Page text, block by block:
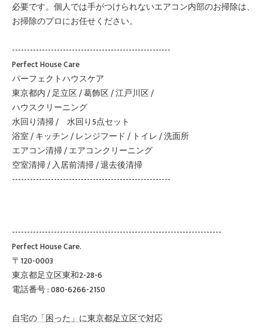
必要です。個人では手がつけられないエアコン内部のお掃除は、
お掃除のプロにお任せください。
-----------------------------------------------------
Perfect House Care
パーフェクトハウスケア
東京都内 / 足立区 / 葛飾区 / 江戸川区 /
ハウスクリーニング
水回り清掃 / 水回り5点セット
浴室 / キッチン / レンジフード / トイレ / 洗面所
エアコン清掃 / エアコンクリーニング
空室清掃 / 入居前清掃 / 退去後清掃
-----------------------------------------------------
----------------------------------------------------------------------
Perfect House Care.
〒120-0003
東京都足立区東和2-28-6
電話番号 : 080-6266-2150
自宅の「困った」に東京都足立区で対応